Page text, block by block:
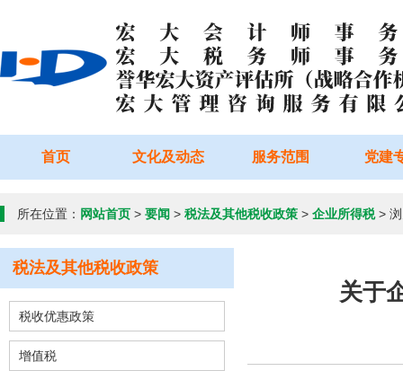
首页 文化及动态 服务范围 党建
所在位置： 网站首页 > 要闻 > 税法及其他税收政策 > 企业所得税>
税法及其他税收政策
税收优惠政策
增值税
关于